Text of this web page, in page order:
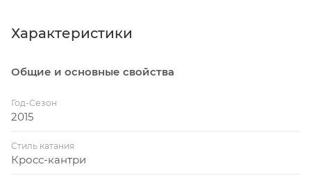
1. Оптимизированная геометрия
перья длиной 433мм в сочетании с рулевым углом
68.3 градуса и высотой каретки 330мм гарантируют
как отменную маневренность, так и замечательную
700 - 120мм.
Характеристики
Общие и основные свойства
Год-Сезон
2015
Стиль катания
Кросс-кантри